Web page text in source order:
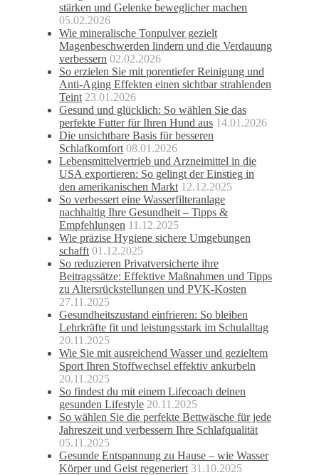
stärken und Gelenke beweglicher machen
05.02.2026
Wie mineralische Tonpulver gezielt
Magenbeschwerden lindern und die Verdauung
verbessern 02.02.2026
So erzielen Sie mit porentiefer Reinigung und
Anti-Aging Effekten einen sichtbar strahlenden
Teint 23.01.2026
Gesund und glücklich: So wählen Sie das
perfekte Futter für Ihren Hund aus 14.01.2026
Die unsichtbare Basis für besseren
Schlafkomfort 08.01.2026
Lebensmittelvertrieb und Arzneimittel in die
USA exportieren: So gelingt der Einstieg in
den amerikanischen Markt 12.12.2025
So verbessert eine Wasserfilteranlage
nachhaltig Ihre Gesundheit – Tipps &
Empfehlungen 11.12.2025
Wie präzise Hygiene sichere Umgebungen
schafft 01.12.2025
So reduzieren Privatversicherte ihre
Beitragssätze: Effektive Maßnahmen und Tipps
zu Altersrückstellungen und PVK-Kosten
27.11.2025
Gesundheitszustand einfrieren: So bleiben
Lehrkräfte fit und leistungsstark im Schulalltag
20.11.2025
Wie Sie mit ausreichend Wasser und gezieltem
Sport Ihren Stoffwechsel effektiv ankurbeln
20.11.2025
So findest du mit einem Lifecoach deinen
gesunden Lifestyle 20.11.2025
So wählen Sie die perfekte Bettwäsche für jede
Jahreszeit und verbessern Ihre Schlafqualität
05.11.2025
Gesunde Entspannung zu Hause – wie Wasser
Körper und Geist regeneriert 31.10.2025